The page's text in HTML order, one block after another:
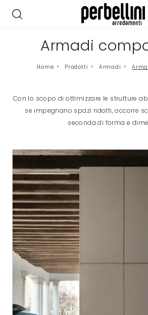
Armadi
Home > Prodotti > Armadi >
Con lo scopo di ottimizzare le strutture
se impegnano spazi ridotti, occorre
seconda di forma e